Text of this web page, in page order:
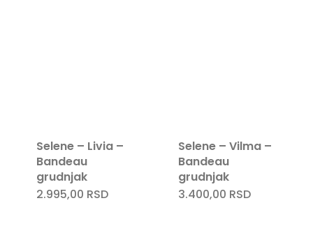
Selene – Livia –
Bandeau
grudnjak
2.995,00 RSD
Selene – Vilma –
Bandeau
grudnjak
3.400,00 RSD